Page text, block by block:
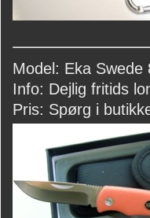
Model: Eka Swede
Info: Dejlig fritids
Pris: Spørg i